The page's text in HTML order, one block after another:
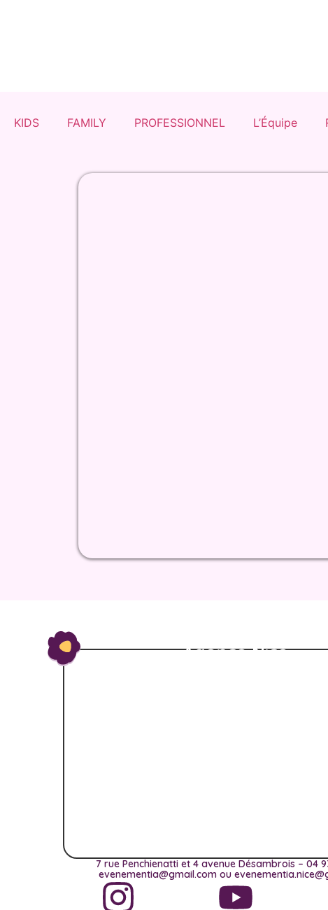
KIDS FAMILY PROFESSIONNEL L’Équipe
Agence Nice
7 rue Penchienatti et 4 avenue Désambrois – 04
evenementia@gmail.com ou